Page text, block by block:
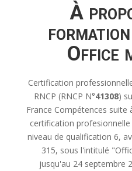
À
Office
Certification
RNCP (RNCP N°41308)
France Compétences suite
certification
niveau de qualification 6,
315, sous l'intitulé
jusqu'au 24 septembre